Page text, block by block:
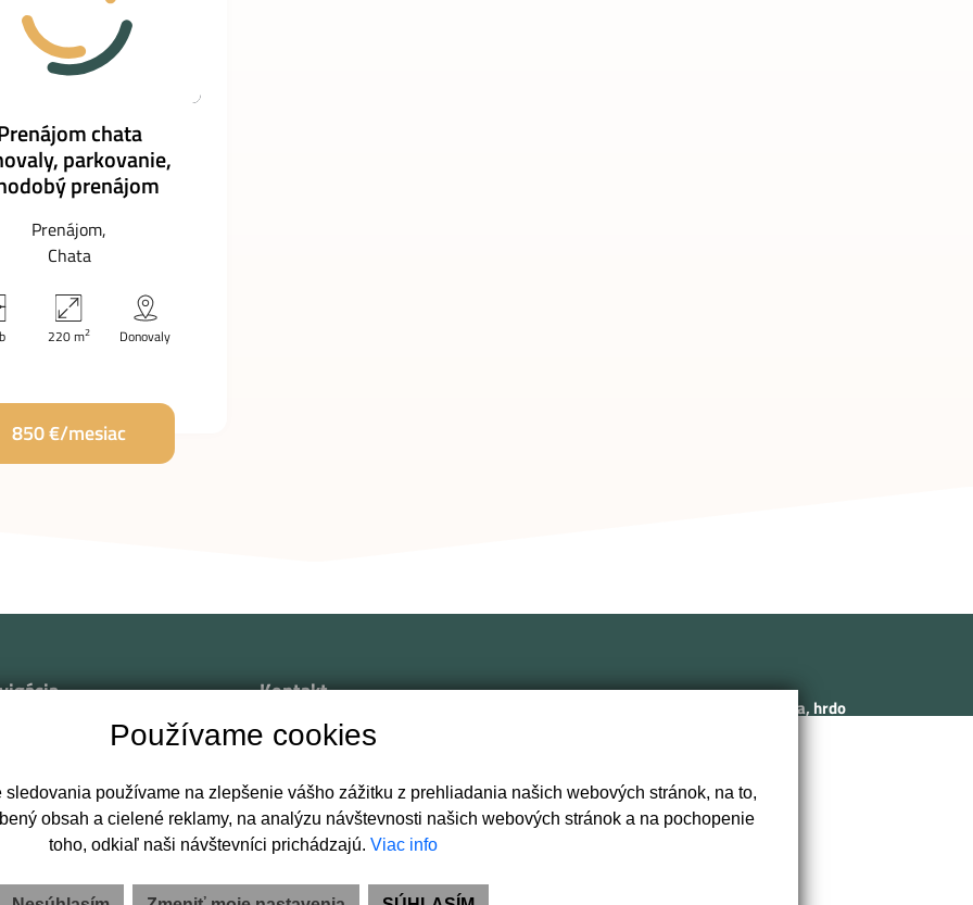
chata
parkovanie,
prenájom
Prenájom
Chata
220 m2 Donovaly
850 €/mesiac
ponuku / dopyt
Kontakt
949 01 Nitra
+421 903 447 906
kontakt@pavlikpartners.sk
Sme rodinná realitná kancelária, hrdo
kancelária odráža ducha a tradíciu
mesta, kde ponúkame prvotriedne
realitné služby s osobným prístupom.
Používame cookies
používame na zlepšenie vášho zážitku z prehliadania našich webových stránok, na to,
obsah a cielené reklamy, na analýzu návštevnosti našich webových stránok a na pochopenie
toho, odkiaľ naši návštevníci prichádzajú. Viac info